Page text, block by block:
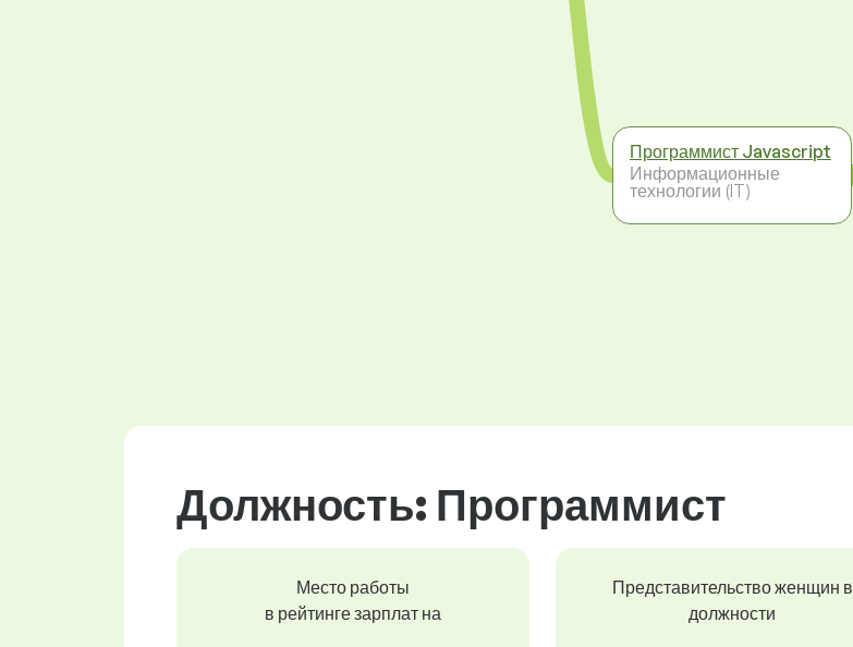
Программист Javascript
Информационные
технологии (IT)
Должность: Программист
Место работы
в рейтинге зарплат на
Представительство женщин в
должности